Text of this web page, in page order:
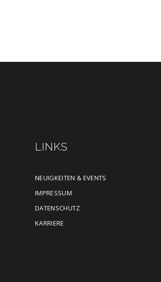
LINKS
NEUIGKEITEN & EVENTS
IMPRESSUM
DATENSCHUTZ
KARRIERE